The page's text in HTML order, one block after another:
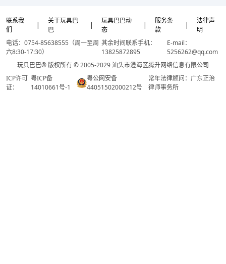
联系我
们
|
关于玩具巴
巴
|
玩具巴巴动
态
|
服务条
款
|
法律声
明
电话：0754-85638555（周一至周
六8:30-17:30）
其余时间联系手机：
13825872895
E-mail：
5256262@qq.com
玩具巴巴® 版权所有 © 2005-2029 汕头市澄海区腾升网络信息有限公司
ICP许可
证：
粤ICP备
14010661号-1
粤公网安备
44051502000212号
常年法律顾问：广东正治
律师事务所